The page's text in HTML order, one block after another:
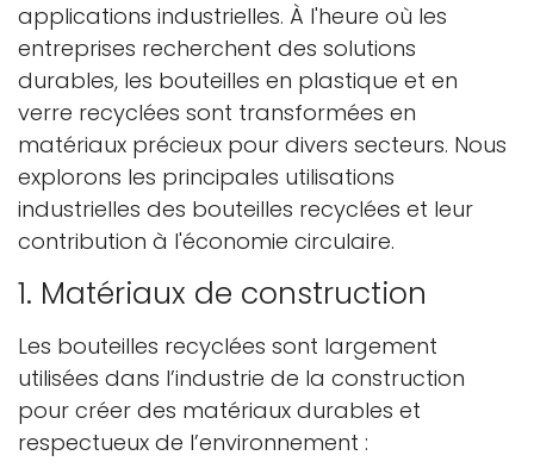
applications industrielles. À l'heure où les
entreprises recherchent des solutions
durables, les bouteilles en plastique et en
verre recyclées sont transformées en
matériaux précieux pour divers secteurs. Nous
explorons les principales utilisations
industrielles des bouteilles recyclées et leur
contribution à l'économie circulaire.
1. Matériaux de construction
Les bouteilles recyclées sont largement
utilisées dans l’industrie de la construction
pour créer des matériaux durables et
respectueux de l’environnement :